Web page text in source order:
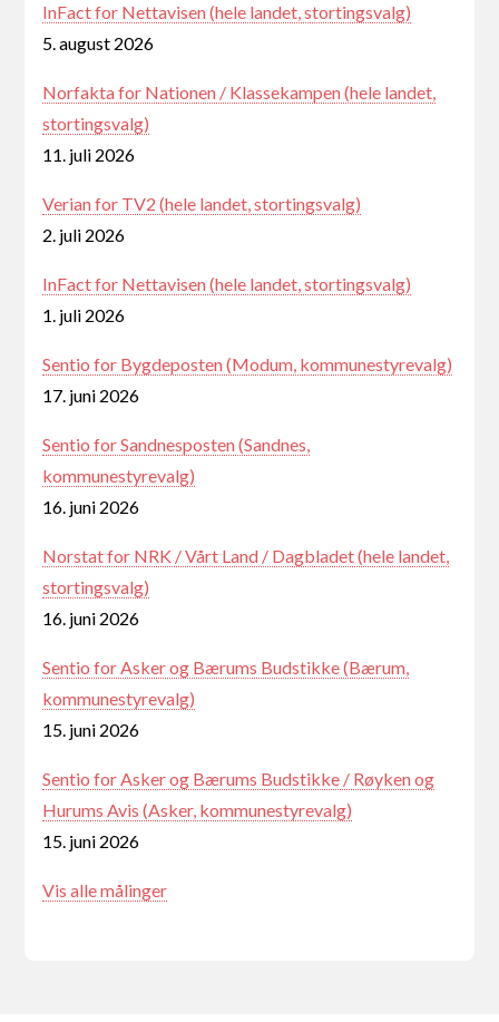
InFact for Nettavisen (hele landet, stortingsvalg)
5. august 2026
Norfakta for Nationen / Klassekampen (hele landet,
stortingsvalg)
11. juli 2026
Verian for TV2 (hele landet, stortingsvalg)
2. juli 2026
InFact for Nettavisen (hele landet, stortingsvalg)
1. juli 2026
Sentio for Bygdeposten (Modum, kommunestyrevalg)
17. juni 2026
Sentio for Sandnesposten (Sandnes,
kommunestyrevalg)
16. juni 2026
Norstat for NRK / Vårt Land / Dagbladet (hele landet,
stortingsvalg)
16. juni 2026
Sentio for Asker og Bærums Budstikke (Bærum,
kommunestyrevalg)
15. juni 2026
Sentio for Asker og Bærums Budstikke / Røyken og
Hurums Avis (Asker, kommunestyrevalg)
15. juni 2026
Vis alle målinger